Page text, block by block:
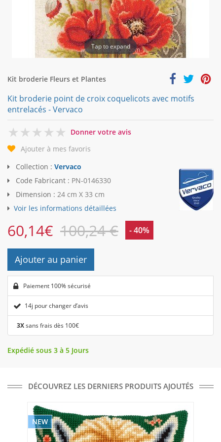
Tap to expand
Kit broderie Fleurs et Plantes
Kit broderie point de croix coquelicots avec motifs
entrelacés - Vervaco
0
Donner votre avis
Ajouter à mes favoris
Collection : Vervaco
Code Fabricant : PN-0146330
Dimension : 24 cm X 33 cm
Voir les informations détaillées
60,14€ 100,24 € - 40%
Ajouter au panier
Paiement 100% sécurisé
14j pour changer d’avis
3Xsans frais dès 100€
Expédié sous 3 à 5 Jours
DÉCOUVREZ LES DERNIERS PRODUITS AJOUTÉS
NEW